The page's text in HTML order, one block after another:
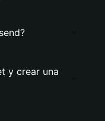
y crear una